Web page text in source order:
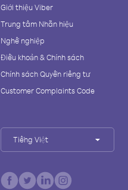
Giới thiệu Viber
Trung tâm Nhãn hiệu
Nghề nghiệp
Điều khoản & Chính sách
Chính sách Quyền riêng tư
Customer Complaints Code
Tiếng Việt